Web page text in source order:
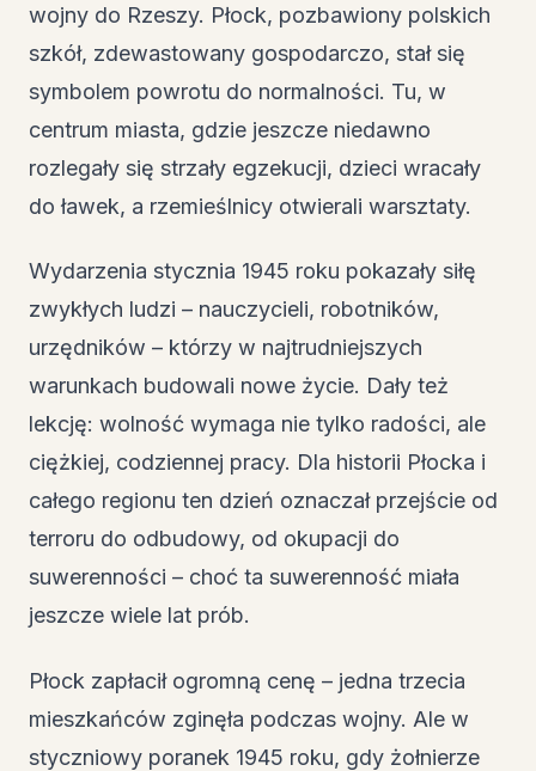
wojny do Rzeszy. Płock, pozbawiony polskich
szkół, zdewastowany gospodarczo, stał się
symbolem powrotu do normalności. Tu, w
centrum miasta, gdzie jeszcze niedawno
rozlegały się strzały egzekucji, dzieci wracały
do ławek, a rzemieślnicy otwierali warsztaty.
Wydarzenia stycznia 1945 roku pokazały siłę
zwykłych ludzi – nauczycieli, robotników,
urzędników – którzy w najtrudniejszych
warunkach budowali nowe życie. Dały też
lekcję: wolność wymaga nie tylko radości, ale
ciężkiej, codziennej pracy. Dla historii Płocka i
całego regionu ten dzień oznaczał przejście od
terroru do odbudowy, od okupacji do
suwerenności – choć ta suwerenność miała
jeszcze wiele lat prób.
Płock zapłacił ogromną cenę – jedna trzecia
mieszkańców zginęła podczas wojny. Ale w
styczniowy poranek 1945 roku, gdy żołnierze